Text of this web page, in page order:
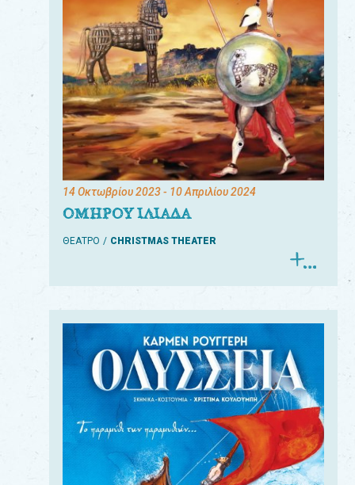
14 Οκτωβρίου 2023- 10 Απριλίου 2024
ΟΜΗΡΟΥ ΙΛΙΑΔΑ
ΘΕΑΤΡΟ CHRISTMAS THEATER